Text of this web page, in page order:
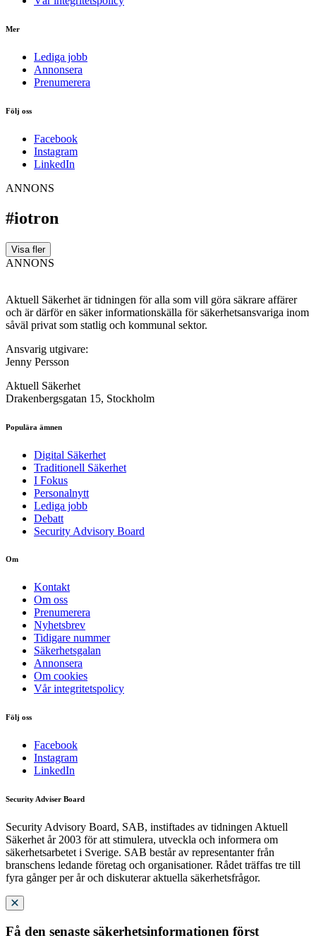
Mer
Lediga jobb
Annonsera
Prenumerera
Följ oss
Facebook
Instagram
LinkedIn
ANNONS
#iotron
Visa fler
ANNONS
Aktuell Säkerhet är tidningen för alla som vill göra säkrare affärer
och är därför en säker informationskälla för säkerhets­ansvariga inom
såväl privat som statlig och kommunal sektor.
Ansvarig utgivare:
Jenny Persson
Aktuell Säkerhet
Drakenbergsgatan 15, Stockholm
Populära ämnen
Digital Säkerhet
Traditionell Säkerhet
I Fokus
Personalnytt
Lediga jobb
Debatt
Security Advisory Board
Om
Kontakt
Om oss
Prenumerera
Nyhetsbrev
Tidigare nummer
Säkerhetsgalan
Annonsera
Om cookies
Vår integritetspolicy
Följ oss
Facebook
Instagram
LinkedIn
Security Adviser Board
Security Advisory Board, SAB, instiftades av tidningen Aktuell
Säkerhet år 2003 för att stimulera, utveckla och informera om
säkerhetsarbetet i Sverige. SAB består av representanter från
branschens ledande företag och organisationer. Rådet träffas tre till
fyra gånger per år och diskuterar aktuella säkerhetsfrågor.
Få den senaste säkerhetsinformationen först